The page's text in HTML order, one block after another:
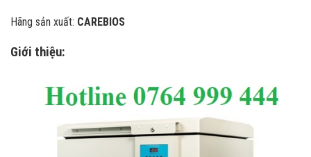
Hãng sản xuất: CAREBIOS
Giới thiệu: